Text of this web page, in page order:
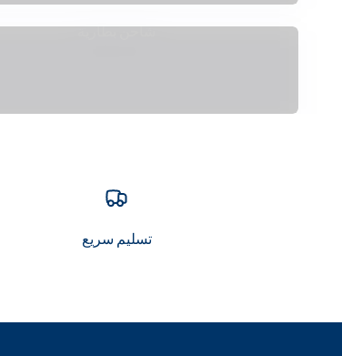
شاحن بطارية
تسليم سريع